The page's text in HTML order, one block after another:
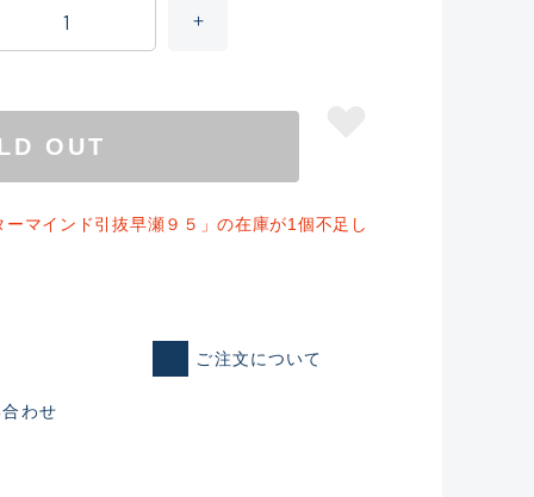
れた未使用
ものも含む
OUT
マインド引抜早瀬９５」の在庫が1個不足し
ご注文について
わせ